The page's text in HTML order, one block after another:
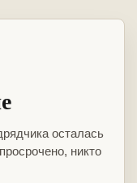
осталась
никто